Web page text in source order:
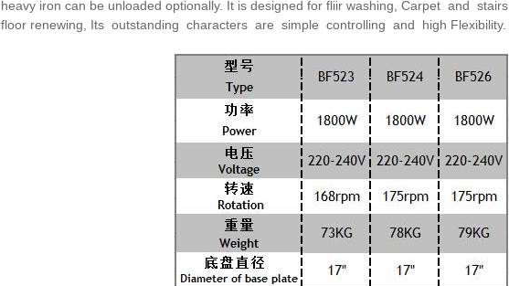
heavy iron can be unloaded optionally. It is designed for fliir washing, Carpet and stairs
floor renewing, Its outstanding characters are simple controlling and high Flexibility.